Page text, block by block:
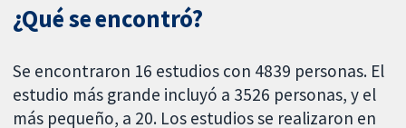
¿Qué se encontró?
Se encontraron 16 estudios con 4839 personas. El
estudio más grande incluyó a 3526 personas, y el
más pequeño, a 20. Los estudios se realizaron en